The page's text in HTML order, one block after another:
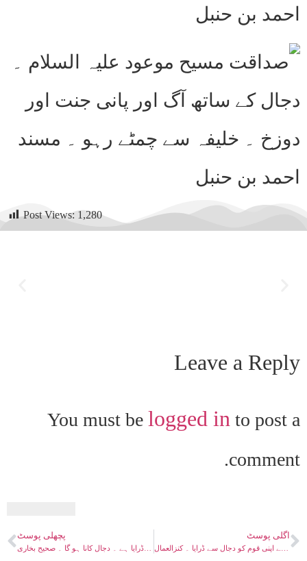
Post Views: 1,280
Leave a Reply
You must be logged in to post a
comment.
پچھلی پوسٹ اگلی پوسٹ